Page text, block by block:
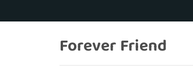
Forever Friend